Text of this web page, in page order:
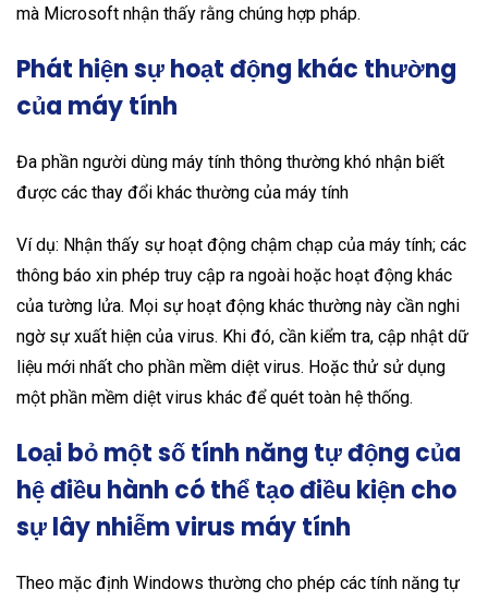
mà Microsoft nhận thấy rằng chúng hợp pháp.
Phát hiện sự hoạt động khác thường
của máy tính
Đa phần người dùng máy tính thông thường khó nhận biết
được các thay đổi khác thường của máy tính
Ví dụ: Nhận thấy sự hoạt động chậm chạp của máy tính; các
thông báo xin phép truy cập ra ngoài hoặc hoạt động khác
của tường lửa. Mọi sự hoạt động khác thường này cần nghi
ngờ sự xuất hiện của virus. Khi đó, cần kiểm tra, cập nhật dữ
liệu mới nhất cho phần mềm diệt virus. Hoặc thử sử dụng
một phần mềm diệt virus khác để quét toàn hệ thống.
Loại bỏ một số tính năng tự động của
hệ điều hành có thể tạo điều kiện cho
sự lây nhiễm virus máy tính
Theo mặc định Windows thường cho phép các tính năng tự